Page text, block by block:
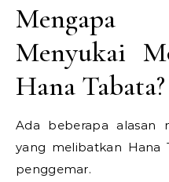
Mengapa
Menyukai
Hana Tabata?
Ada beberapa alasan
yang melibatkan Hana
penggemar.